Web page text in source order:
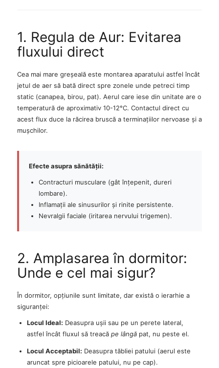
1. Regula de Aur: Evitarea
fluxului direct
Cea mai mare greșeală este montarea aparatului astfel încât
jetul de aer să bată direct spre zonele unde petreci timp
static (canapea, birou, pat). Aerul care iese din unitate are o
temperatură de aproximativ 10-12°C. Contactul direct cu
acest flux duce la răcirea bruscă a terminațiilor nervoase și a
mușchilor.
Efecte asupra sănătății:
Contracturi musculare (gât înțepenit, dureri
lombare).
Inflamații ale sinusurilor și rinite persistente.
Nevralgii faciale (iritarea nervului trigemen).
2. Amplasarea în dormitor:
Unde e cel mai sigur?
În dormitor, opțiunile sunt limitate, dar există o ierarhie a
siguranței:
Locul Ideal: Deasupra ușii sau pe un perete lateral,
astfel încât fluxul să treacă pe lângă pat, nu peste el.
Locul Acceptabil: Deasupra tăbliei patului (aerul este
aruncat spre picioarele patului, nu pe cap).